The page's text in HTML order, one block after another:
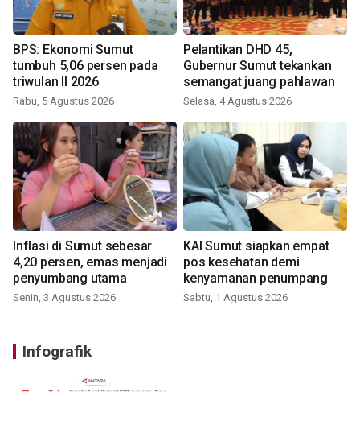
BPS: Ekonomi Sumut
tumbuh 5,06 persen pada
triwulan II 2026
Rabu, 5 Agustus 2026
Pelantikan DHD 45,
Gubernur Sumut tekankan
semangat juang pahlawan
Selasa, 4 Agustus 2026
Inflasi di Sumut sebesar
4,20 persen, emas menjadi
penyumbang utama
Senin, 3 Agustus 2026
KAI Sumut siapkan empat
pos kesehatan demi
kenyamanan penumpang
Sabtu, 1 Agustus 2026
Infografik